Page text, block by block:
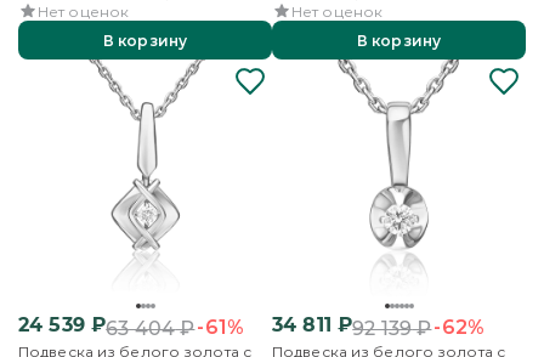
Нет оценок
В корзину
Нет оценок
В корзину
24 539₽63 404₽-61%
Подвеска из белого золота с
34 811 ₽92 139₽-62%
Подвеска из белого золота с